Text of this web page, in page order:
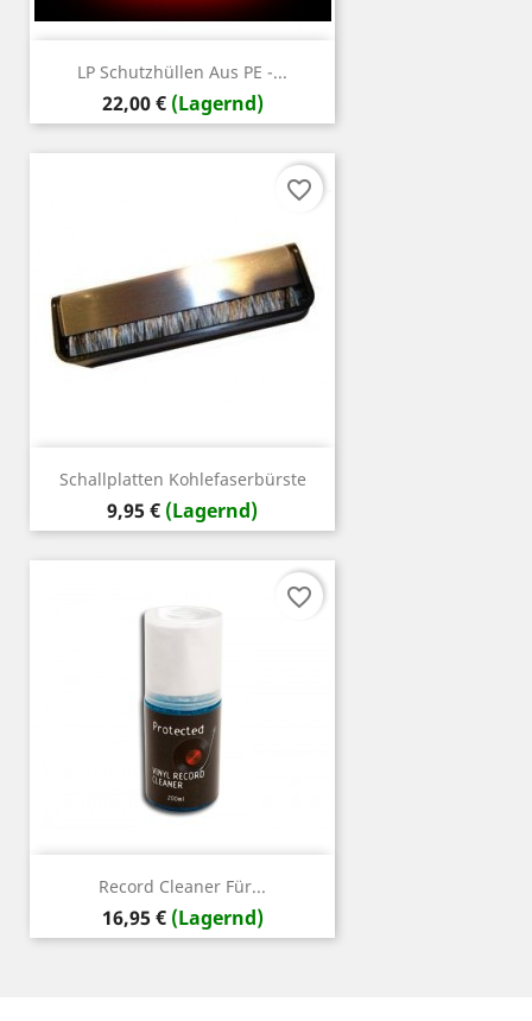
LP Schutzhüllen Aus PE -...
Preis
22,00 € (Lagernd)
Schallplatten Kohlefaserbürste
Preis
9,95 € (Lagernd)
favorite_border
Record Cleaner Für...
Preis
16,95 € (Lagernd)
favorite_border